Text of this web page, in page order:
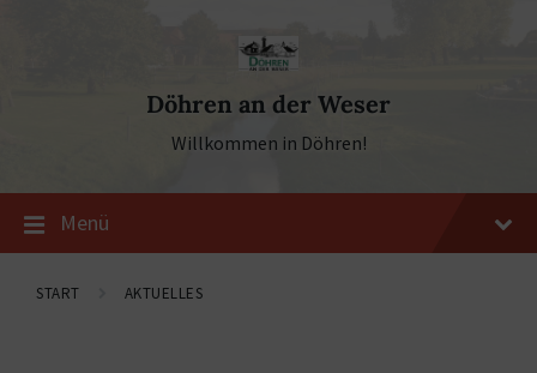
Döhren an der Weser
Willkommen in Döhren!
Menü
START AKTUELLES